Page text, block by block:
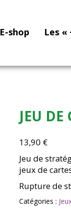
E-shop Les «
JEU
13,90 €
Jeu de
jeux de
Rupture de
Catégories :